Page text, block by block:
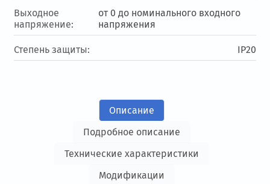
Выходное
напряжение:
от 0 до номинального входного
напряжения
Степень защиты: IP20
Описание
Подробное описание
Технические характеристики
Модификации